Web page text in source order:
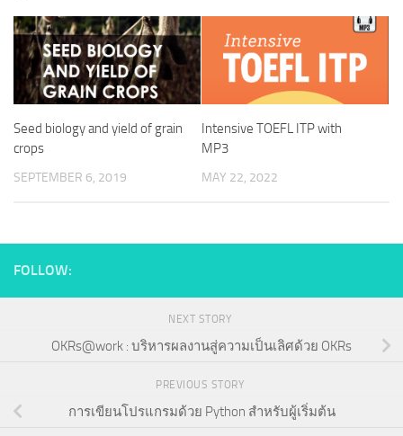
Seed biology and yield of grain
crops
SEPTEMBER 6, 2019
Intensive TOEFL ITP with
MP3
MAY 22, 2022
FOLLOW:
NEXT STORY
OKRs@work : บริหารผลงานสู่ความเป็นเลิศด้วย OKRs
PREVIOUS STORY
การเขียนโปรแกรมด้วย Python สำหรับผู้เริ่มต้น